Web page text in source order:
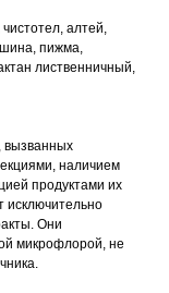
алтей,
пижма,
лиственничный,
вызванных
наличием
продуктами их
исключительно
Они
микрофлорой, не